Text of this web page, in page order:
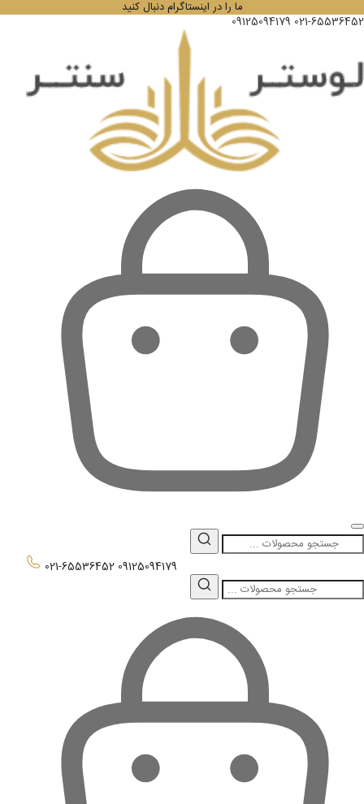
ما را در اینستاگرام دنبال کنید
021-65536452
09125094179
021-65536452 09125094179